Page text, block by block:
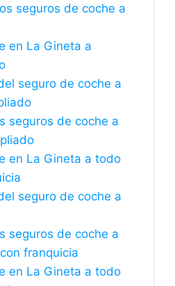
seguros de coche a
en La Gineta a
seguro de coche a
seguros de coche a
en La Gineta a todo
seguro de coche a
seguros de coche a
franquicia
en La Gineta a todo